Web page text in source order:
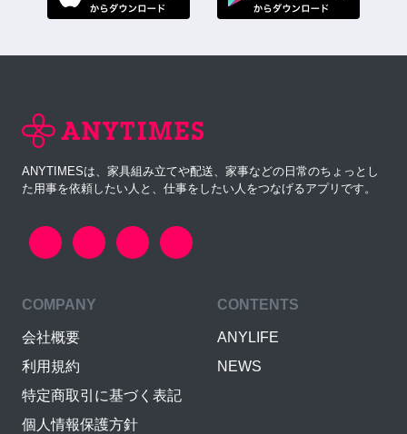
ANYTIMESは、家具組み立てや配送、家事などの日常のちょっとし
た用事を依頼したい人と、仕事をしたい人をつなげるアプリです。
COMPANY
会社概要
利用規約
特定商取引に基づく表記
個人情報保護方針
CONTENTS
ANYLIFE
NEWS